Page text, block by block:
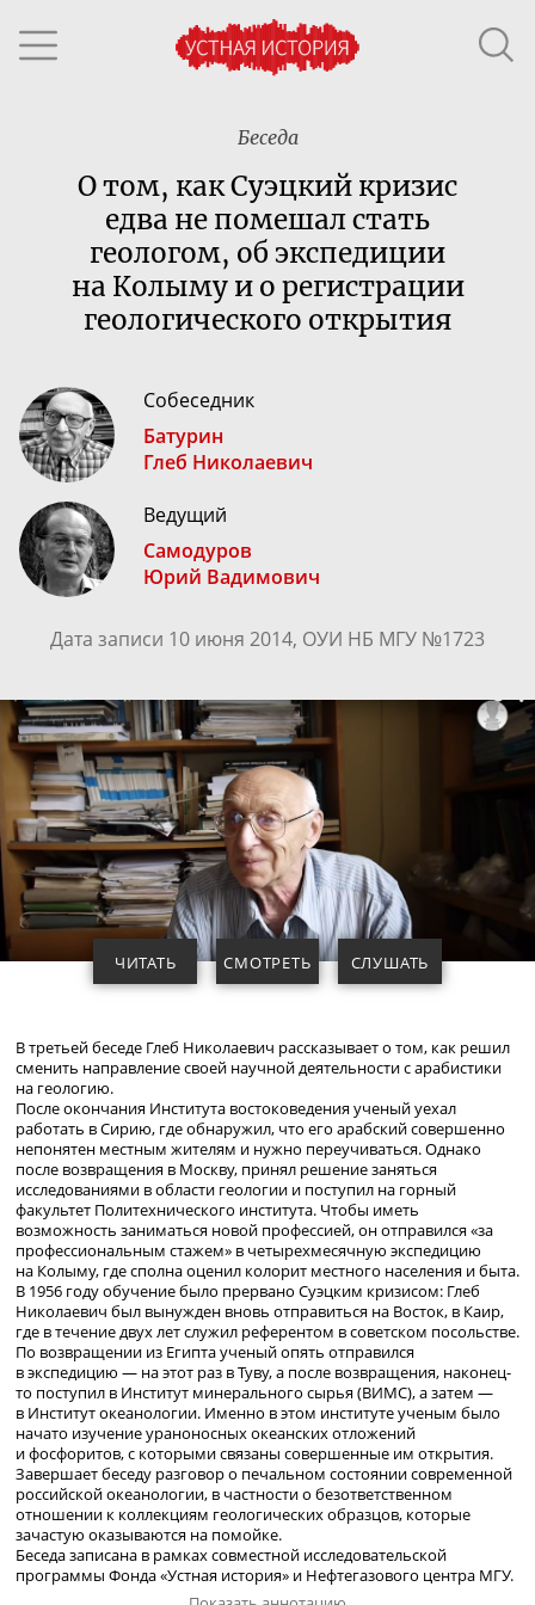
Беседа
О том, как Суэцкий кризис
едва не помешал стать
геологом, об экспедиции
на Колыму и о регистрации
геологического открытия
Собеседник
Батурин
Глеб Николаевич
Ведущий
Самодуров
Юрий Вадимович
Дата записи 10 июня 2014, ОУИ НБ МГУ №1723
ЧИТАТЬ СМОТРЕТЬ СЛУШАТЬ
В третьей беседе Глеб Николаевич рассказывает о том, как решил
сменить направление своей научной деятельности с арабистики
на геологию.
После окончания Института востоковедения ученый уехал
работать в Сирию, где обнаружил, что его арабский совершенно
непонятен местным жителям и нужно переучиваться. Однако
после возвращения в Москву, принял решение заняться
исследованиями в области геологии и поступил на горный
факультет Политехнического института. Чтобы иметь
возможность заниматься новой профессией, он отправился «за
профессиональным стажем» в четырехмесячную экспедицию
на Колыму, где сполна оценил колорит местного населения и быта.
В 1956 году обучение было прервано Суэцким кризисом: Глеб
Николаевич был вынужден вновь отправиться на Восток, в Каир,
где в течение двух лет служил референтом в советском посольстве.
По возвращении из Египта ученый опять отправился
в экспедицию — на этот раз в Туву, а после возвращения, наконец-
то поступил в Институт минерального сырья (ВИМС), а затем —
в Институт океанологии. Именно в этом институте ученым было
начато изучение ураноносных океанских отложений
и фосфоритов, с которыми связаны совершенные им открытия.
Завершает беседу разговор о печальном состоянии современной
российской океанологии, в частности о безответственном
отношении к коллекциям геологических образцов, которые
зачастую оказываются на помойке.
Беседа записана в рамках совместной исследовательской
программы Фонда «Устная история» и Нефтегазового центра МГУ.